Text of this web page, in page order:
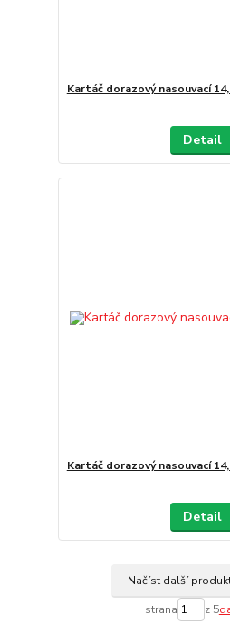
Kartáč dorazový nasouvací
Detail
Kartáč dorazový nasouvací
Detail
Načíst další
strana z 5